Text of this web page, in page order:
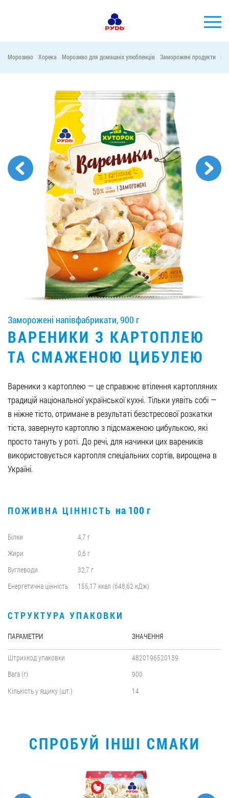
ПРОДУКЦІЯ
КОМПАНІЯ
СПОЖИВАЧАМ
АКЦІЇ
ПРЕС-ЦЕНТР
ХОРЕКА
Тендерні закупівлі
Контакти
Вакансії
ЗАМОВИТИ ПРОДУКЦІЮ «РУДЬ»:
СТАТИ ПАРТНЕРОМ
0412 48 28 17
0412 42 29 23
Морозиво Хорека Морозиво для домашніх улюбленців Заморожені продукти
Заморожені напівфабрикати, 900 г
ВАРЕНИКИ З КАРТОПЛЕЮ
ТА СМАЖЕНОЮ ЦИБУЛЕЮ
Вареники з картоплею — це справжнє втілення картопляних
традицій національної української кухні. Тільки уявіть собі —
в ніжне тісто, отримане в результаті безстресової розкатки
тіста, завернуто картоплю з підсмаженою цибулькою, які
просто тануть у роті. До речі, для начинки цих вареників
використовується картопля спеціальних сортів, вирощена в
Україні.
ПОЖИВНА ЦІННІСТЬ на 100 г
Білки
4,7 г
Жири
0,6 г
Вуглеводи
32,7 г
Енергетична цінність
155,17 ккал (648,62 кДж)
СТРУКТУРА УПАКОВКИ
ПАРАМЕТРИ ЗНАЧЕННЯ
Штрихкод упаковки
4820196520139
Вага (г)
900
Кількість у ящику (шт.)
14
СПРОБУЙ ІНШІ СМАКИ